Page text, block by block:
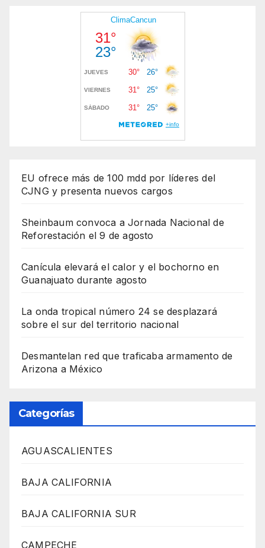
EU ofrece más de 100 mdd por líderes del
CJNG y presenta nuevos cargos
Sheinbaum convoca a Jornada Nacional de
Reforestación el 9 de agosto
Canícula elevará el calor y el bochorno en
Guanajuato durante agosto
La onda tropical número 24 se desplazará
sobre el sur del territorio nacional
Desmantelan red que traficaba armamento de
Arizona a México
Categorías
AGUASCALIENTES
BAJA CALIFORNIA
BAJA CALIFORNIA SUR
CAMPECHE